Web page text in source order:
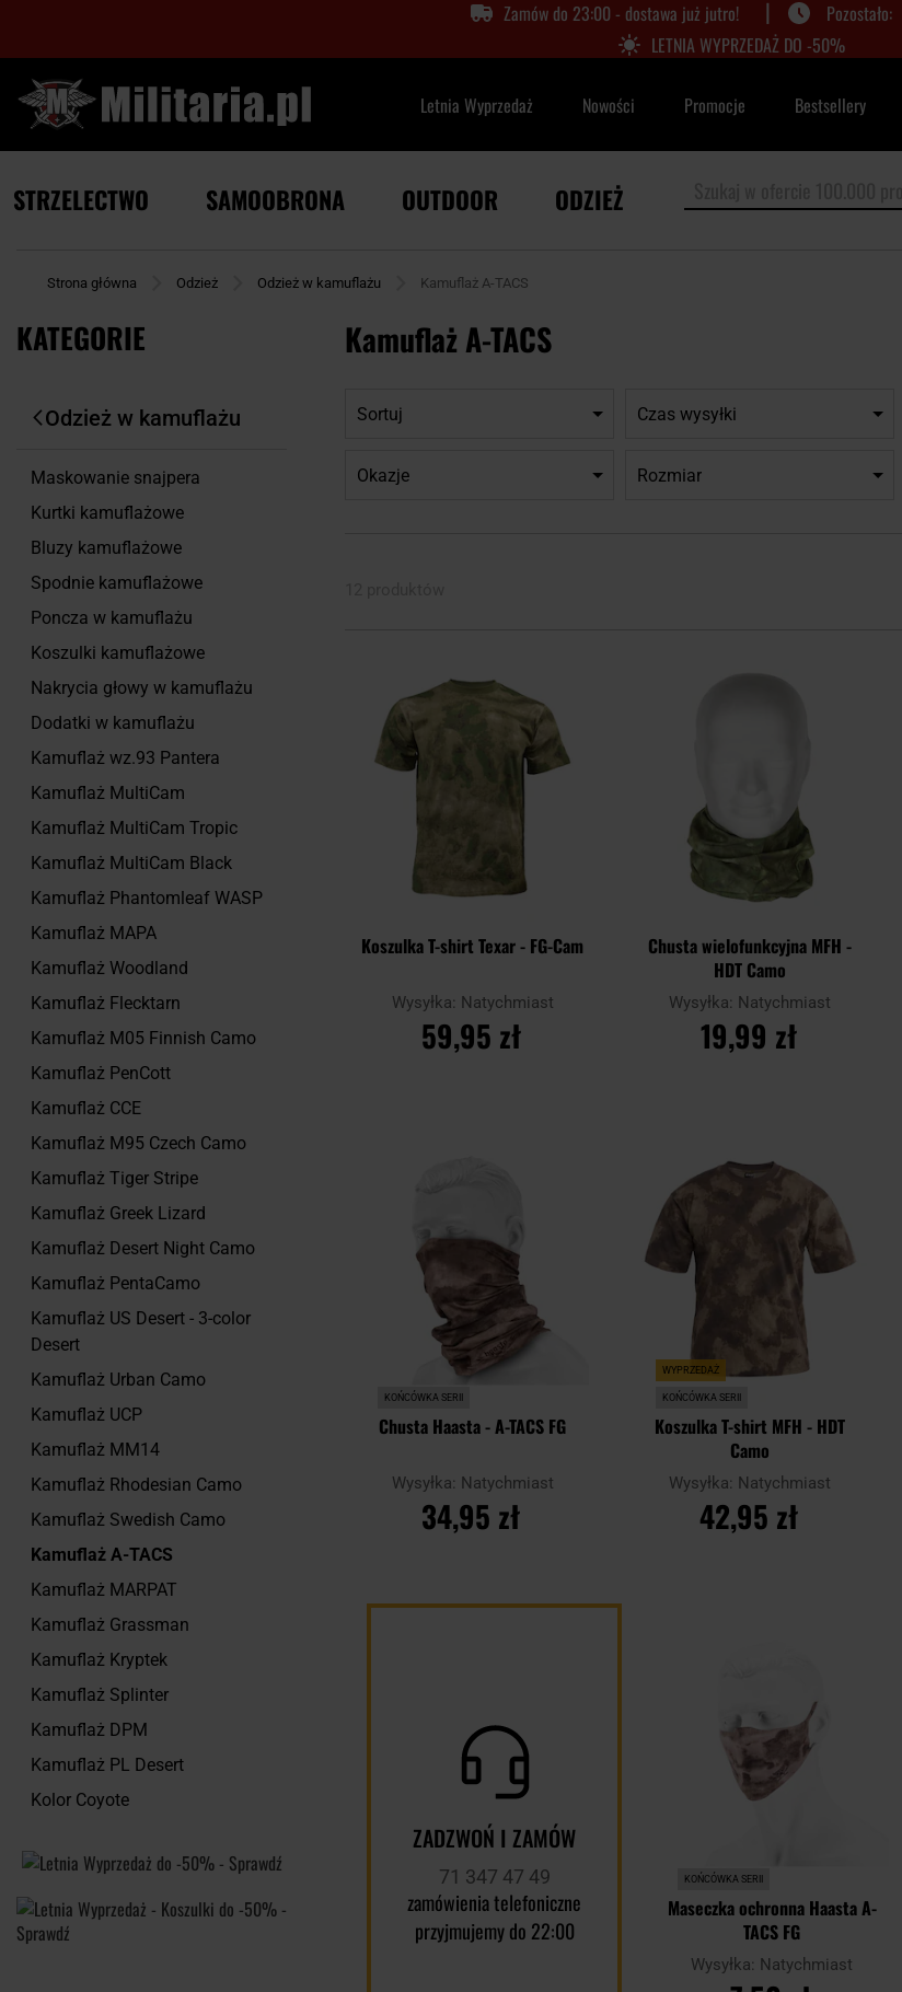
Zamów do 23:00 - dostawa już jutro! |
LETNIA WYPRZEDAŻ DO -50%
Letnia Wyprzedaż Nowości Promocje Bestsellery
STRZELECTWO SAMOOBRONA OUTDOOR ODZIEŻ
Strona główna Odzież Odzież w kamuflażu Kamuflaż A-TACS
Kamuflaż A-TACS
KATEGORIE
Odzież w kamuflażu
Maskowanie snajpera
Kurtki kamuflażowe
Bluzy kamuflażowe
Spodnie kamuflażowe
Poncza w kamuflażu
Koszulki kamuflażowe
Nakrycia głowy w kamuflażu
Dodatki w kamuflażu
Kamuflaż wz.93 Pantera
Kamuflaż MultiCam
Kamuflaż MultiCam Tropic
Kamuflaż MultiCam Black
Kamuflaż Phantomleaf WASP
Kamuflaż MAPA
Kamuflaż Woodland
Kamuflaż Flecktarn
Kamuflaż M05 Finnish Camo
Kamuflaż PenCott
Kamuflaż CCE
Kamuflaż M95 Czech Camo
Kamuflaż Tiger Stripe
Kamuflaż Greek Lizard
Kamuflaż Desert Night Camo
Kamuflaż PentaCamo
Kamuflaż US Desert - 3-color
Desert
Kamuflaż Urban Camo
Kamuflaż UCP
Kamuflaż MM14
Kamuflaż Rhodesian Camo
Kamuflaż Swedish Camo
Kamuflaż A-TACS
Kamuflaż MARPAT
Kamuflaż Grassman
Kamuflaż Kryptek
Kamuflaż Splinter
Kamuflaż DPM
Kamuflaż PL Desert
Kolor Coyote
Sortuj Czas wysyłki
Okazje Rozmiar
Koszulka T-shirt Texar - FG-Cam
Wysyłka: Natychmiast
59,95 zł
Chusta wielofunkcyjna MFH -
HDT Camo
Wysyłka: Natychmiast
19,99 zł
KOŃCÓWKA SERII
Chusta Haasta - A-TACS FG
Wysyłka: Natychmiast
34,95 zł
WYPRZEDAŻ
KOŃCÓWKA SERII
Koszulka T-shirt MFH - HDT
Camo
Wysyłka: Natychmiast
42,95 zł
ZADZWOŃ I ZAMÓW
71 347 47 49
zamówienia telefoniczne
przyjmujemy do 22:00
KOŃCÓWKA SERII
Maseczka ochronna Haasta A-
TACS FG
Wysyłka: Natychmiast